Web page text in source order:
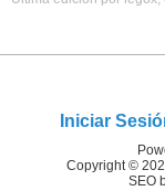
Iniciar
Copyright ©
SEO